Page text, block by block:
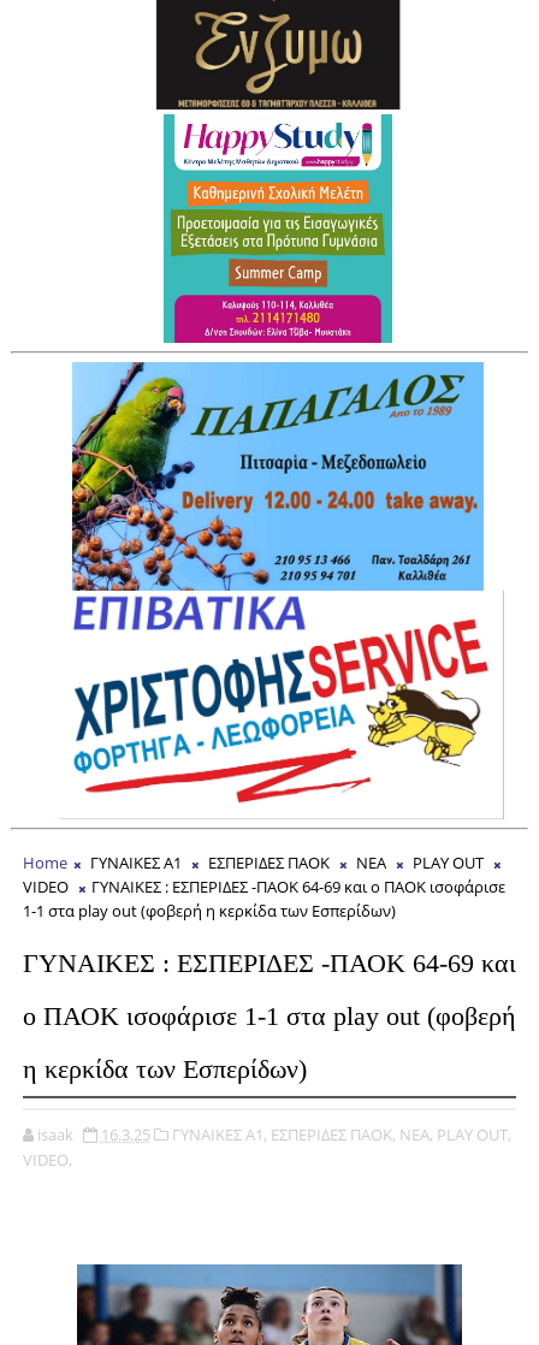
Home ΓΥΝΑΙΚΕΣ Α1 ΕΣΠΕΡΙΔΕΣ ΠΑΟΚ ΝΕΑ
PLAY OUT
VIDEO
ΓΥΝΑΙΚΕΣ : ΕΣΠΕΡΙΔΕΣ -ΠΑΟΚ 64-69 και ο ΠΑΟΚ ισοφάρισε
1-1 στα play out (φοβερή η κερκίδα των Εσπερίδων)
ΓΥΝΑΙΚΕΣ : ΕΣΠΕΡΙΔΕΣ -ΠΑΟΚ 64-69 και
ο ΠΑΟΚ ισοφάρισε 1-1 στα play out (φοβερή
η κερκίδα των Εσπερίδων)
isaak 16.3.25 ΓΥΝΑΙΚΕΣ Α1, ΕΣΠΕΡΙΔΕΣ ΠΑΟΚ, ΝΕΑ, PLAY OUT,
VIDEO,